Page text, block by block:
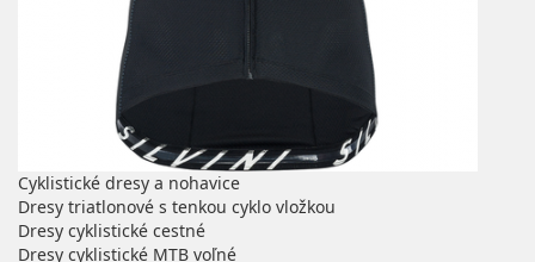
Cyklistické dresy a nohavice
Dresy triatlonové s tenkou cyklo vložkou
Dresy cyklistické cestné
Dresy cyklistické MTB voľné